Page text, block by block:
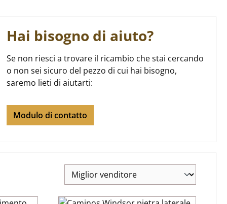
Hai bisogno di aiuto?
Se non riesci a trovare il ricambio che stai cercando
o non sei sicuro del pezzo di cui hai bisogno,
saremo lieti di aiutarti:
Modulo di contatto